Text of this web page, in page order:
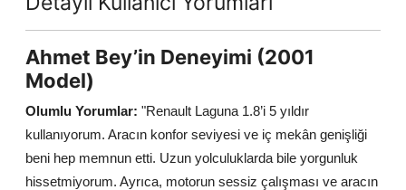
Ahmet Bey’in Deneyimi (2001
Model)
Olumlu Yorumlar: "Renault Laguna 1.8’i 5 yıldır
kullanıyorum. Aracın konfor seviyesi ve iç mekân genişliği
beni hep memnun etti. Uzun yolculuklarda bile yorgunluk
hissetmiyorum. Ayrıca, motorun sessiz çalışması ve aracın